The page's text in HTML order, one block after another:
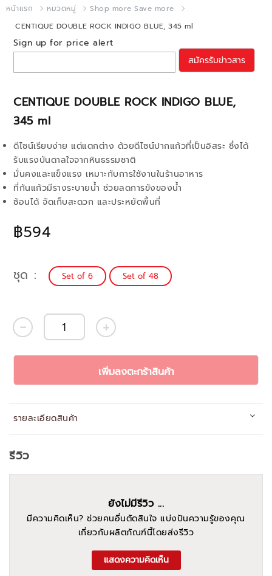
หน้าแรก หมวดหมู่
Shop more Save more
CENTIQUE DOUBLE ROCK INDIGO BLUE, 345 ml
CENTIQUE DOUBLE ROCK INDIGO BLUE,
345 ml
฿594
ดีไซน์เรียบง่าย แต่แตกต่าง ด้วยดีไซน์ปากแก้วที่เป็นอิสระ ซึ่งได้
รับแรงบันดาลใจจากหินธรรมชาติ
มั่นคงและแข็งแรง เหมาะกับการใช้งานในร้านอาหาร
ที่ก้นแก้วมีรางระบายน้ำ ช่วยลดการขังของน้ำ
ซ้อนได้ จัดเก็บสะดวก และประหยัดพื้นที่
Sign up for price alert
สมัครรับข่าวสาร
ชุด Set of 6 Set of 48
เพิ่มลงตะกร้าสินค้า
รายละเอียดสินค้า
รีวิว
ยังไม่มีรีวิว ...
มีความคิดเห็น? ช่วยคนอื่นตัดสินใจ แบ่งปันความรู้ของคุณ
เกี่ยวกับผลิตภัณฑ์นี้โดยส่งรีวิว
แสดงความคิดเห็น